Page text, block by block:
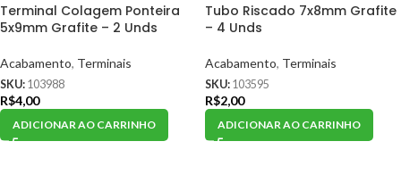
Terminal Colagem Ponteira
5x9mm Grafite – 2 Unds
Acabamento, Terminais
SKU: 103988
R$4,00
ADICIONAR AO CARRINHO
Tubo Riscado 7x8mm Grafite
– 4 Unds
Acabamento, Terminais
SKU: 103595
R$2,00
ADICIONAR AO CARRINHO